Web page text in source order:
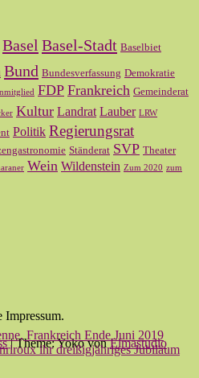
Basel Basel-Stadt Baselbiet
Bund Bundesverfassung Demokratie
FDP Frankreich Gemeinderat
Kultur Landrat Lauber LRW
Politik Regierungsrat
Ständerat SVP Theater
Wein Wildenstein Zum 2020 zum
Impressum.
|Theme: Yoko vonElmastudio
Frankreich Ende Juni 2019
ihr dreißigjähriges Jubiläum